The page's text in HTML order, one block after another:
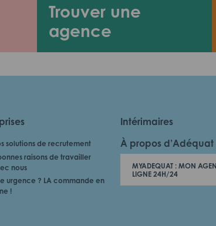
Trouver une
agence
solutions de recrutement
raisons de travailler
nous
urgence ? LA commande en
!
Intérimaires
À propos d’Adéquat
MYADEQUAT : MON
LIGNE 24H/24